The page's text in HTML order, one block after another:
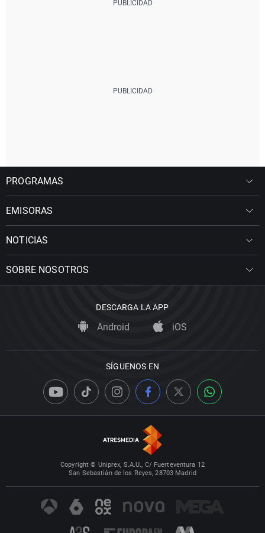
PROGRAMAS
EMISORAS
NOTICIAS
SOBRE NOSOTROS
DESCARGA LA APP
Android iOS
SÍGUENOS EN
Copyright © Uniprex, S.A.U., C/ Fuerteventura 12
San Sebastián de los Reyes, 28703 Madrid